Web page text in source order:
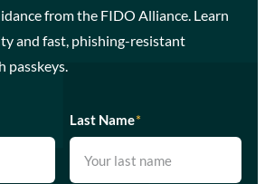
from the FIDO Alliance. Learn
and fast, phishing-resistant
Last Name*